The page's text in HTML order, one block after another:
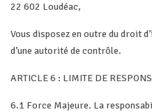
22 602 Loudéac,
Vous disposez en outre du droit
d’une autorité de contrôle.
ARTICLE 6 : LIMITE DE
6.1 Force Majeure. La